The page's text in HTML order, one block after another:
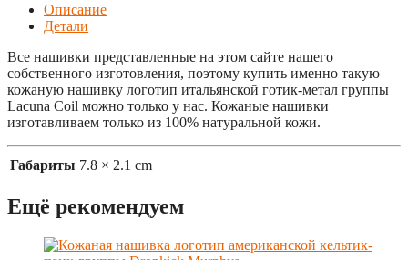
Описание
Детали
Все нашивки представленные на этом сайте нашего
собственного изготовления, поэтому купить именно такую
кожаную нашивку логотип итальянской готик-метал группы
Lacuna Coil можно только у нас. Кожаные нашивки
изготавливаем только из 100% натуральной кожи.
Габариты 7.8 × 2.1 cm
Ещё рекомендуем